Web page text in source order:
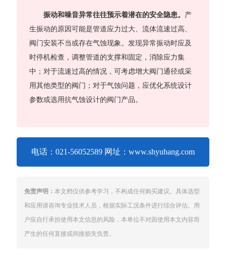
振动和噪音异常往往预示着潜在的安全隐患。 产
生振动的原因可能是管道应力过大、流体流速过高、
阀门安装不当或存在气蚀现象。发现异常振动时应及
时停机检查，调整管道的支撑和固定，消除应力集
中；对于流速过高的情况，可考虑增大阀门通径或采
用其他类型的阀门；对于气蚀问题，应优化系统设计
参数或选用抗气蚀设计的阀门产品。
电话：021-56052589 网址：www.shyuhang.com
免责声明：本文档仅供参考学习，不构成任何购买建议。具体选型
和应用请咨询专业技术人员，根据实际工况条件进行综合评估。用
户应自行承担使用本文信息的风险，本单位不对因使用本文内容而
产生的任何直接或间接损失负责。